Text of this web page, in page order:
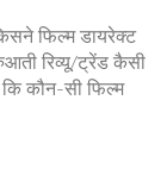
फिल्म डायरेक्ट
रिव्यू/ट्रेंड कैसी
कौन-सी फिल्म